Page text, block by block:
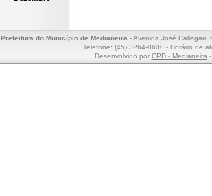
Prefeitura do Município de Medianeira- Avenida José Callegari,
Telefone: (45) 3264-8600 - Horário de
Desenvolvido por CPD - Medianeira-